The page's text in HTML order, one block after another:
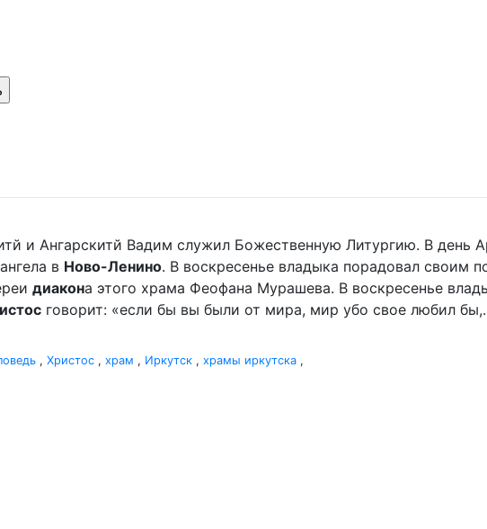
и Ангарскитй Вадим служил Божественную Литургию. В день
в Ново-Ленино. В воскресенье владыка порадовал своим
диакона этого храма Феофана Мурашева. В воскресенье
говорит: «если бы вы были от мира, мир убо свое любил
, Христос , храм , Иркутск , храмы иркутска ,